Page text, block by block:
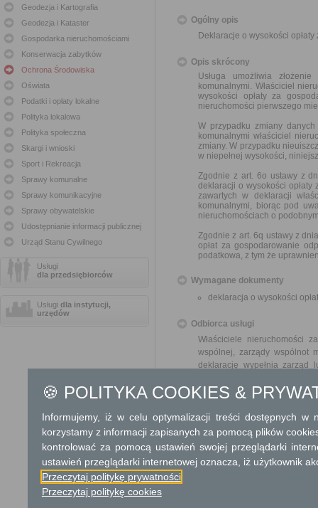
Geodezja i Kartografia
Geodezja i Kataster
Gospodarka nieruchomościami
Konserwacja zabytków
Ochrona Środowiska
Oświata
Podatki i opłaty lokalne
Polityka lokalowa
Polityka społeczna
Skargi i wnioski
Sport i Rekreacja
Sprawy komunalne
Sprawy komunikacyjne
Sprawy obywatelskie
Udostępnianie informacji publicznej
Urząd Stanu Cywilnego
Usługi
dla przedsiębiorców
Usługi dla instytucji,
urzędów
Ogólny opis
Deklaracje o wysokości
Opis skrócony
Usługa umożliwia
komunalnymi. Właściciel
wysokości opłaty za
nieruchomości pierwszego
W przypadku zmiany
komunalnymi właściciel
zmiany. W przypadku
w niepełnej wysokości,
Zgodnie z art. 6o ustawy z
deklaracji o wysokości
zawartych w deklaracji
komunalnymi, biorąc pod
nieruchomościach o
Zgodnie z art. 6q ustawy z
opłat za gospodarowanie
podatkowa, z tym że
Wymagane dokumenty
deklaracja o wysokości
Odbiorca usługi
Właściciele nieruchomości
wspólnej, zarządy wspólnot
deklarację wypełnia zarząd
Nie dotyczy
Informacja
🍪 POLITYKA COOKIES &
Informujemy, iż w celu optymalizacji treści dostępnych w
korzystamy z informacji zapisanych za pomocą plików
kontrolować za pomocą ustawień swojej przeglądarki
ustawień przeglądarki internetowej oznacza, iż użytkownik
Przeczytaj politykę prywatności
Przeczytaj politykę cookies